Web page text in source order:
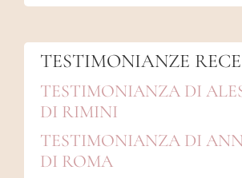
TESTIMONIANZE
TESTIMONIANZA DI
DI RIMINI
TESTIMONIANZA DI
DI ROMA